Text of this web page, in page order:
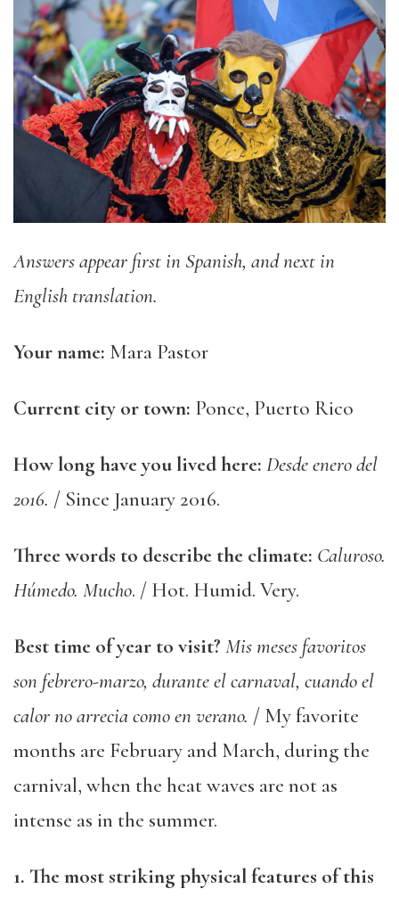
Answers appear first in Spanish, and next in
English translation.
Your name: Mara Pastor
Current city or town: Ponce, Puerto Rico
How long have you lived here: Desde enero del
2016. / Since January 2016.
Three words to describe the climate: Caluroso.
Húmedo. Mucho. / Hot. Humid. Very.
Best time of year to visit? Mis meses favoritos
son febrero-marzo, durante el carnaval, cuando el
calor no arrecia como en verano. / My favorite
months are February and March, during the
carnival, when the heat waves are not as
intense as in the summer.
1. The most striking physical features of this